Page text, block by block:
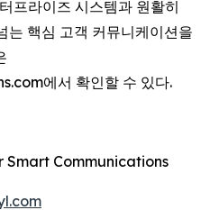
프라이즈 시스템과 원활히
는 핵심 고객 커뮤니케이션을
에서 확인할 수 있다.
Smart Communications